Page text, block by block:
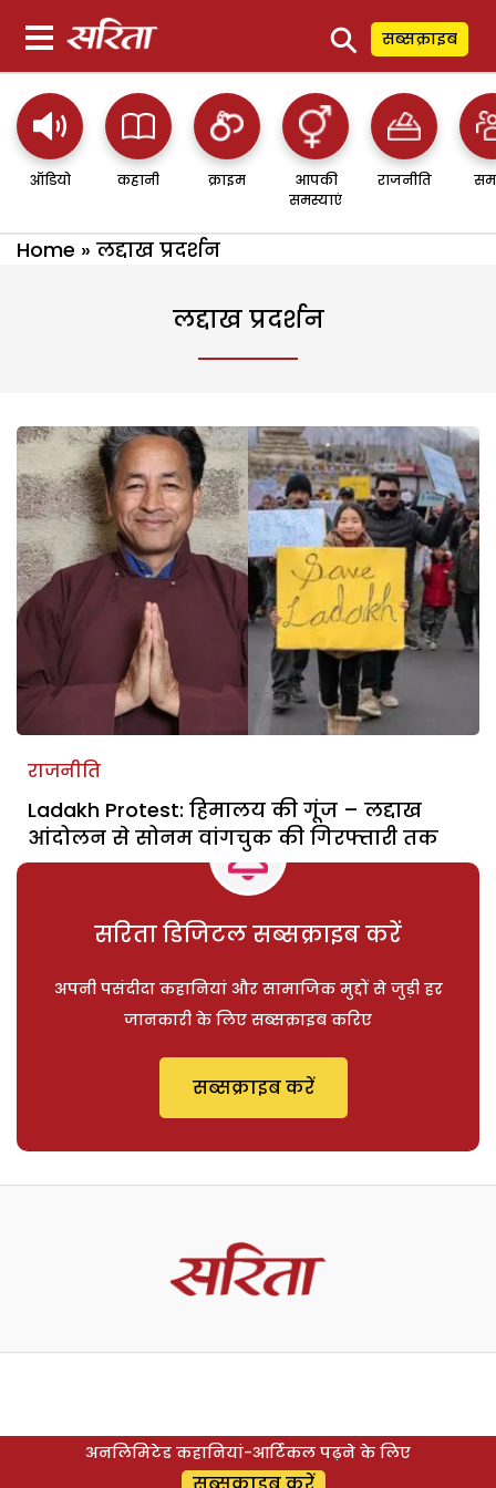
⚲ सब्सक्राइब
ऑडियो कहानी क्राइम
आपकी
समस्याएं
राजनीति
Home » लद्दाख प्रदर्शन
लद्दाख प्रदर्शन
राजनीति
Ladakh Protest: हिमालय की गूंज – लद्दाख
आंदोलन से सोनम वांगचुक की गिरफ्तारी तक
सरिता डिजिटल सब्सक्राइब करें
अपनी पसंदीदा कहानियां और सामाजिक मुद्दों से जुड़ी हर
जानकारी के लिए सब्सक्राइब करिए
सब्सक्राइब करें
अनलिमिटेड कहानियां-आर्टिकल पढ़ने के लिए